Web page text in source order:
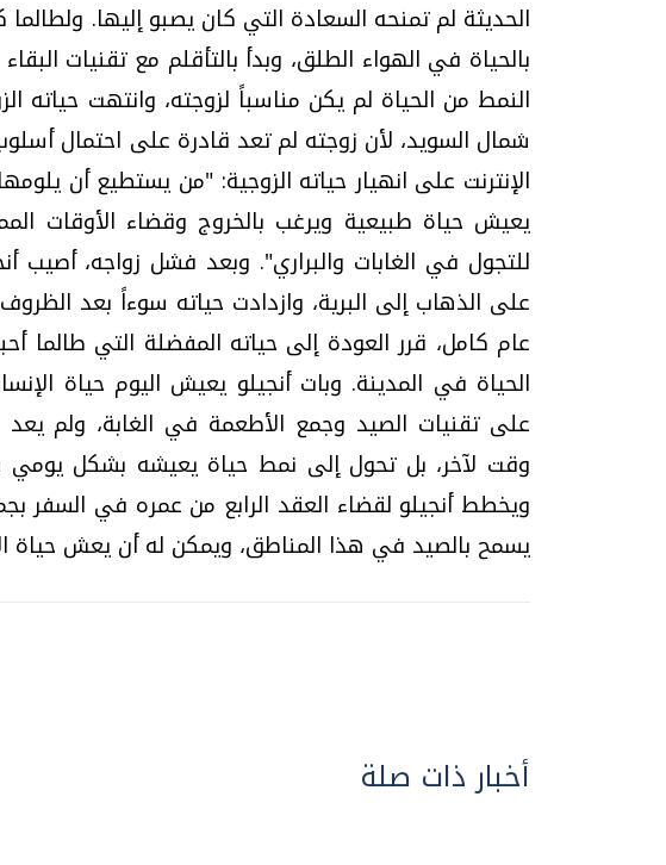
بالحياة في الهواء الطلق، وبدأ بالتأقلم مع تقنيات
النمط من الحياة لم يكن مناسباً لزوجته، وانتهت حياته
شمال السويد، لأن زوجته لم تعد قادرة على احتمال
الإنترنت على انهيار حياته الزوجية: "من يستطيع أن
يعيش حياة طبيعية ويرغب بالخروج وقضاء الأوقات
للتجول في الغابات والبراري". وبعد فشل زواجه، أصيب
على الذهاب إلى البرية، وازدادت حياته سوءاً بعد
عام كامل، قرر العودة إلى حياته المفضلة التي
الحياة في المدينة. وبات أنجيلو يعيش اليوم حياة
على تقنيات الصيد وجمع الأطعمة في الغابة، ولم
وقت لآخر، بل تحول إلى نمط حياة يعيشه بشكل يومي
ويخطط أنجيلو لقضاء العقد الرابع من عمره في السفر
يسمح بالصيد في هذا المناطق، ويمكن له أن يعش حياة
أخبار ذات صلة
فيديو.. الإعلام الرقمي.. تقنيات واعدة
وتحديات هائلة
الخميس، 30 يوليو 2026 01:09 م
موجات الطقس الساخنة.. لماذا تحدث وكيف